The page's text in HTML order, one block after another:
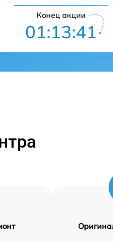
Конец акции
01:13:40